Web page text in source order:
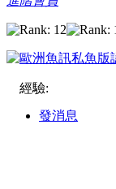
經驗:
發消息